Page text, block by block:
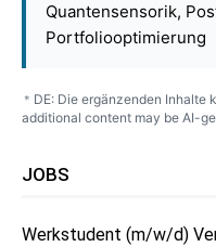
Quantensensorik,
Portfoliooptimierung
* DE: Die ergänzenden Inhalte
additional content may be AI-
JOBS
Werkstudent (m/w/d)